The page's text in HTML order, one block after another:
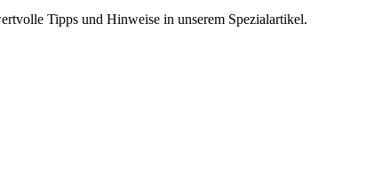
Tipps und Hinweise in unserem Spezialartikel.